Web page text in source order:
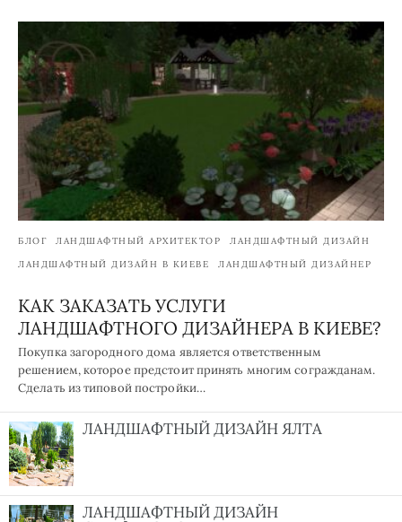
БЛОГ ЛАНДШАФТНЫЙ АРХИТЕКТОР
ЛАНДШАФТНЫЙ ДИЗАЙН
ЛАНДШАФТНЫЙ ДИЗАЙН В КИЕВЕ
ЛАНДШАФТНЫЙ ДИЗАЙНЕР
КАК ЗАКАЗАТЬ УСЛУГИ
ЛАНДШАФТНОГО ДИЗАЙНЕРА В КИЕВЕ?
Покупка загородного дома является ответственным
решением, которое предстоит принять многим согражданам.
Сделать из типовой постройки…
ЛАНДШАФТНЫЙ ДИЗАЙН ЯЛТА
ЛАНДШАФТНЫЙ ДИЗАЙН